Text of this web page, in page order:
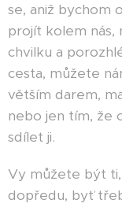
se, aniž bychom
projít kolem nás,
chvilku a
cesta, můžete
větším darem,
nebo jen tím, že
sdílet ji.
Vy můžete být ti,
dopředu, byť